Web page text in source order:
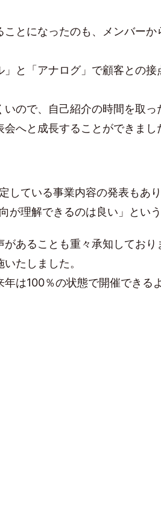
とになったのも、メンバーか
と「アナログ」で顧客との
ので、自己紹介の時間を取っ
へと成長することができまし
している事業内容の発表もあり
が理解できるのは良い」とい
あることも重々承知しており
たしました。
は100％の状態で開催できる